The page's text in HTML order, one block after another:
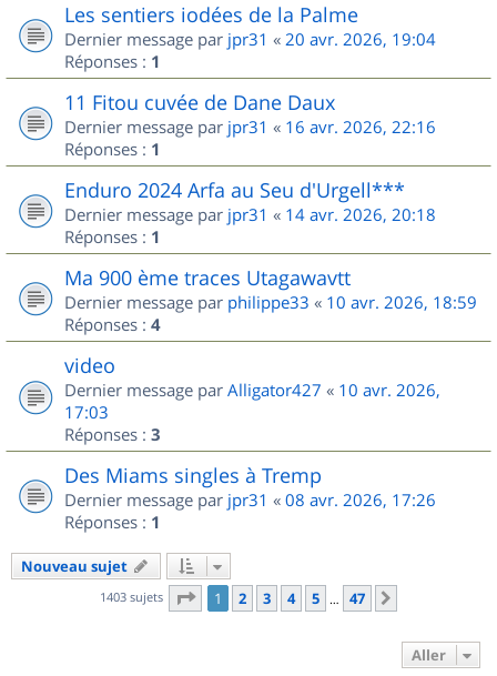
Les sentiers iodées de la Palme
Dernier message par jpr31 « 20 avr. 2026, 19:04
Réponses : 1
11 Fitou cuvée de Dane Daux
Dernier message par jpr31 « 16 avr. 2026, 22:16
Réponses : 1
Enduro 2024 Arfa au Seu d'Urgell***
Dernier message par jpr31 « 14 avr. 2026, 20:18
Réponses : 1
Ma 900 ème traces Utagawavtt
Dernier message par philippe33 « 10 avr. 2026, 18:59
Réponses : 4
video
Dernier message par Alligator427 « 10 avr. 2026,
17:03
Réponses : 3
Des Miams singles à Tremp
Dernier message par jpr31 « 08 avr. 2026, 17:26
Réponses : 1
Nouveau sujet
1403 sujets Page 1sur
1 2 3 4 5 … 47
Aller